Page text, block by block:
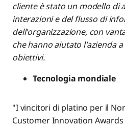
cliente è stato un modello di
interazioni e del flusso di
dell'organizzazione, con
che hanno aiutato l'azienda
obiettivi.
Tecnologia mondiale
"I vincitori di platino per il
Customer Innovation